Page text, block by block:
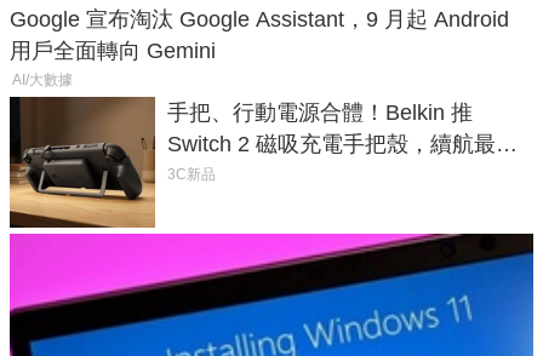
Google 宣布淘汰 Google Assistant，9 月起 Android
用戶全面轉向 Gemini
AI/大數據
手把、行動電源合體！Belkin 推
Switch 2 磁吸充電手把殼，續航最高
延長 1.5 倍
3C新品